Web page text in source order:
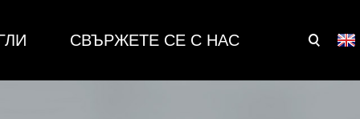
СВЪРЖЕТЕ СЕ С НАС